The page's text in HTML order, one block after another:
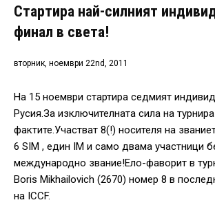
Стартира най-силният
финал в света!
вторник, ноември 22nd, 2011
На 15 ноември стартира седмият
Русия.За изключителната сила на
фактите.Участват 8(!) носителя на
6 SIM , един IM и само двама участници
международно звание!Ело-фаворит в
Boris Mikhailovich (2670) номер 8 в
на ICCF.